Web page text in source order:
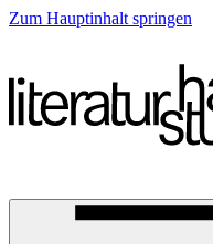
Zum Hauptinhalt springen